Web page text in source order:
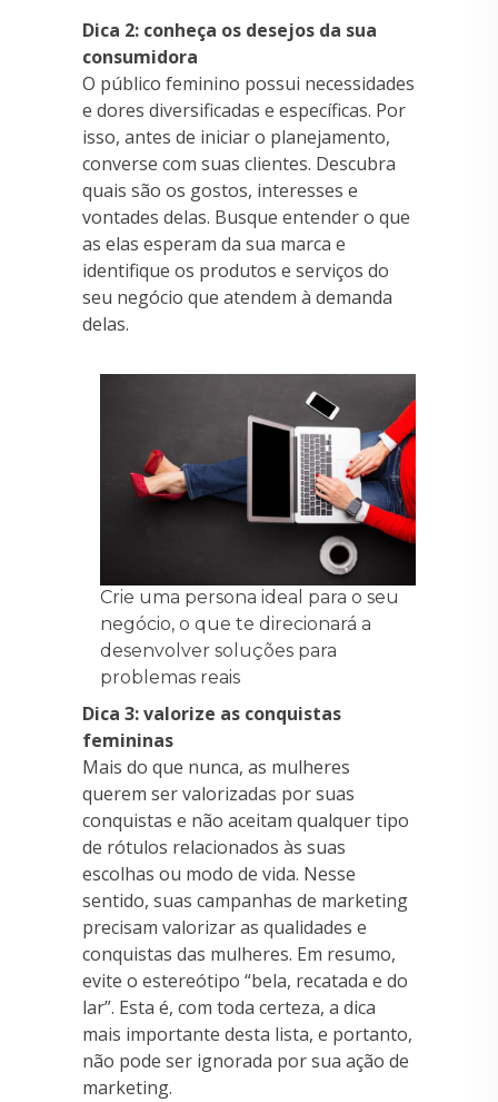
Dica 2: conheça os desejos da sua
consumidora
O público feminino possui necessidades
e dores diversificadas e específicas. Por
isso, antes de iniciar o planejamento,
converse com suas clientes. Descubra
quais são os gostos, interesses e
vontades delas. Busque entender o que
as elas esperam da sua marca e
identifique os produtos e serviços do
seu negócio que atendem à demanda
delas.
Crie uma persona ideal para o seu
negócio, o que te direcionará a
desenvolver soluções para
problemas reais
Dica 3: valorize as conquistas
femininas
Mais do que nunca, as mulheres
querem ser valorizadas por suas
conquistas e não aceitam qualquer tipo
de rótulos relacionados às suas
escolhas ou modo de vida. Nesse
sentido, suas campanhas de marketing
precisam valorizar as qualidades e
conquistas das mulheres. Em resumo,
evite o estereótipo “bela, recatada e do
lar”. Esta é, com toda certeza, a dica
mais importante desta lista, e portanto,
não pode ser ignorada por sua ação de
marketing.